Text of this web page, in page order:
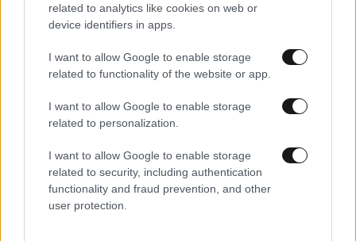
related to analytics like cookies on web or
device identifiers in apps.
I want to allow Google to enable storage
related to functionality of the website or app.
I want to allow Google to enable storage
related to personalization.
I want to allow Google to enable storage
related to security, including authentication
functionality and fraud prevention, and other
user protection.